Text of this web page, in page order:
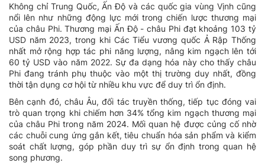
Không chỉ Trung Quốc, Ấn Độ và các quốc gia vùng Vịnh cũng
nổi lên như những động lực mới trong chiến lược thương mại
của châu Phi. Thương mại Ấn Độ - châu Phi đạt khoảng 103 tỷ
USD năm 2023, trong khi Các Tiểu vương quốc Ả Rập Thống
nhất mở rộng hợp tác phi năng lượng, nâng kim ngạch lên tới
60 tỷ USD vào năm 2022. Sự đa dạng hóa này cho thấy châu
Phi đang tránh phụ thuộc vào một thị trường duy nhất, đồng
thời tận dụng cơ hội từ nhiều khu vực để duy trì ổn định.
Bên cạnh đó, châu Âu, đối tác truyền thống, tiếp tục đóng vai
trò quan trọng khi chiếm hơn 34% tổng kim ngạch thương mại
của châu Phi trong năm 2024. Mối quan hệ được củng cố nhờ
các chuỗi cung ứng gắn kết, tiêu chuẩn hóa sản phẩm và kiểm
soát chất lượng, góp phần duy trì sự ổn định trong quan hệ
song phương.